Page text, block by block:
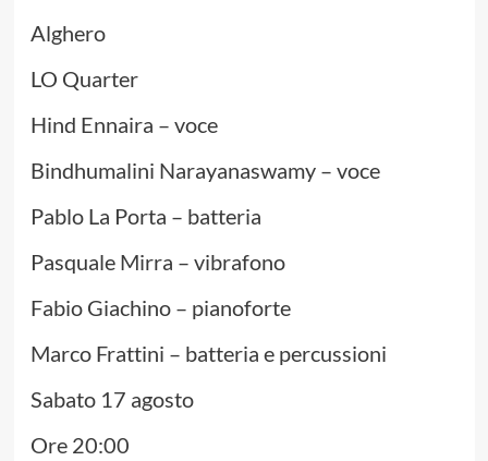
Alghero
LO Quarter
Hind Ennaira – voce
Bindhumalini Narayanaswamy – voce
Pablo La Porta – batteria
Pasquale Mirra – vibrafono
Fabio Giachino – pianoforte
Marco Frattini – batteria e percussioni
Sabato 17 agosto
Ore 20:00